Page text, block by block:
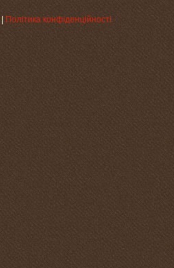
|Політика конфіденційності